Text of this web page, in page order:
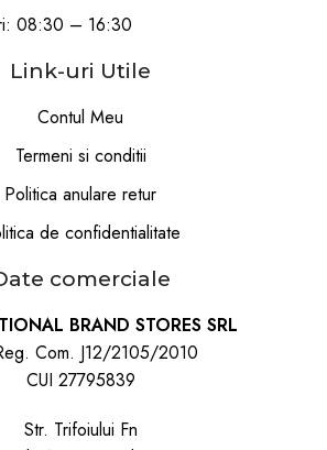
08:30 – 16:30
Link-uri Utile
Contul Meu
Termeni si conditii
Politica anulare retur
de confidentialitate
comerciale
BRAND STORES SRL
Com. J12/2105/2010
CUI 27795839
Str. Trifoiului Fn